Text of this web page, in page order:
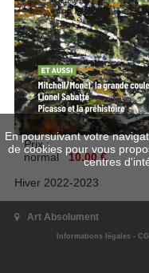
Prix :
normal
10.00 €
Hiver 2022-2023
DE LA NATURE.
DE L'ART.
Art Absolument
Informations légales -
En poursuivant votre
de cookies pour vous
centres